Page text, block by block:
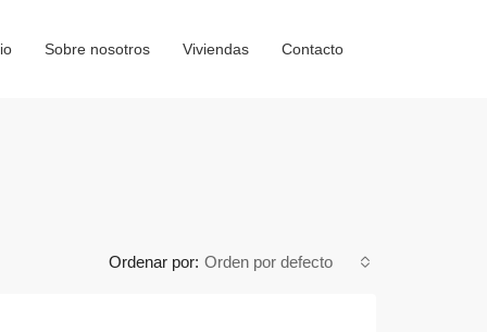
Sobre nosotros Viviendas Contacto
Ordenar por: Orden por defecto